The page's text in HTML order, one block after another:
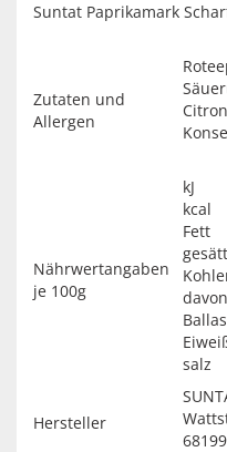
Suntat Paprikamark
Zutaten und
Allergen
Nährwertangaben
je 100g
Hersteller